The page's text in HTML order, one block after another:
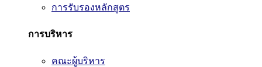
การรับรองหลักสูตร
การบริหาร
คณะผู้บริหาร